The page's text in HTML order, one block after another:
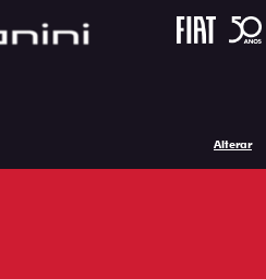
Alterar